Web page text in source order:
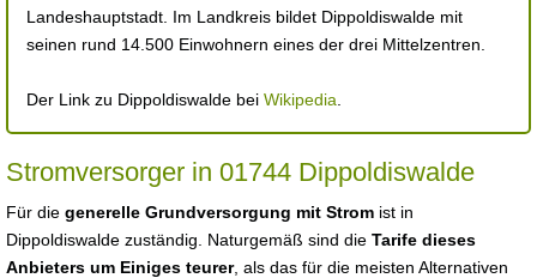
Landeshauptstadt. Im Landkreis bildet Dippoldiswalde mit
seinen rund 14.500 Einwohnern eines der drei Mittelzentren.
Der Link zu Dippoldiswalde bei Wikipedia
Stromversorger in 01744 Dippoldiswalde
Für die generelle Grundversorgung mit Strom ist in
Dippoldiswalde zuständig. Naturgemäß sind die Tarife dieses
Anbieters um Einiges teurer, als das für die meisten Alternativen